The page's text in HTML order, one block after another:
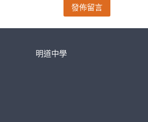
明道中學